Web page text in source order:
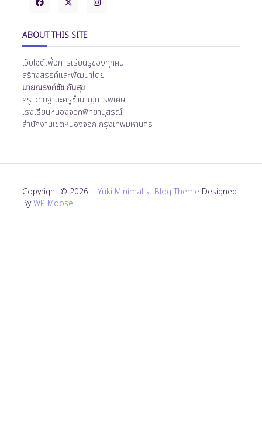
ABOUT THIS SITE
เว็บไซต์เพื่อการเรียนรู้ของทุกคน
สร้างสรรค์และพัฒนาโดย
นายณรงค์ชัช กันสุข
ครู วิทยฐานะครูชำนาญการพิเศษ
โรงเรียนหนองจอกพิทยานุสรณ์
สำนักงานเขตหนองจอก กรุงเทพมหานคร
Copyright © 2026 Yuki Minimalist Blog Theme Designed
ByWP Moose